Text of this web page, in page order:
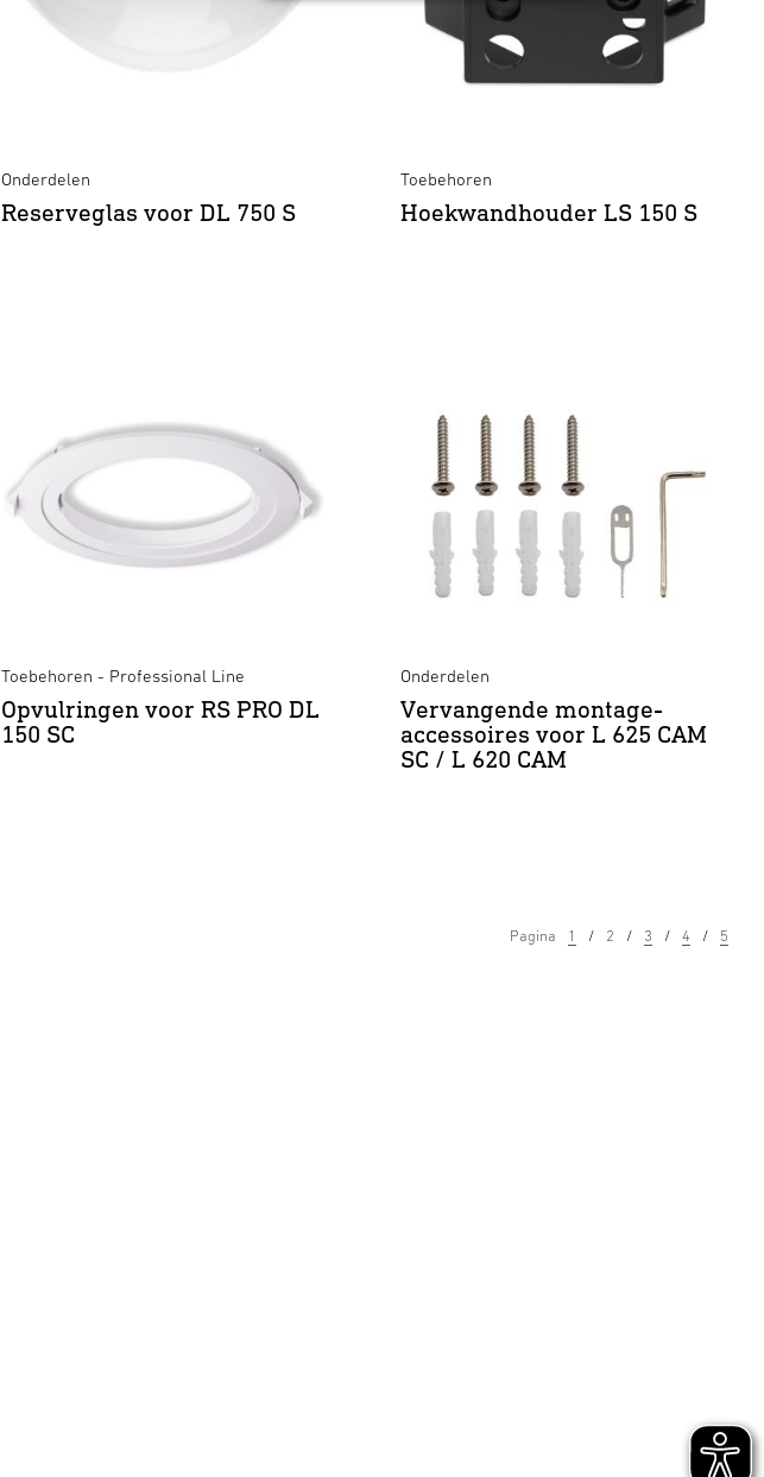
Onderdelen
Reserveglas voor DL 750 S
Toebehoren
Hoekwandhouder LS 150 S
Toebehoren - Professional Line
Opvulringen voor RS PRO DL
150 SC
Onderdelen
Vervangende montage-
accessoires voor L 625 CAM
SC / L 620 CAM
Pagina 1 2 3 4 5